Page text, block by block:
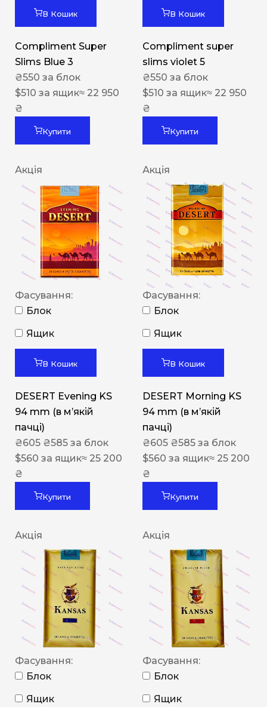
В Кошик
Compliment Super
Slims Blue 3
₴550 за блок
$510 за ящик≈ 22 950
₴
Купити
В Кошик
Compliment super
slims violet 5
₴550 за блок
$510 за ящик≈ 22 950
₴
Купити
Акція
Фасування:
Блок
Ящик
В Кошик
DESERT Evening KS
94 mm (в мʼякій
пачці)
₴605 ₴585 за блок
$560 за ящик≈ 25 200
₴
Купити
Акція
Фасування:
Блок
Ящик
В Кошик
DESERT Morning KS
94 mm (в мʼякій
пачці)
₴605 ₴585 за блок
$560 за ящик≈ 25 200
₴
Купити
Акція
Фасування:
Блок
Ящик
Акція
Фасування:
Блок
Ящик